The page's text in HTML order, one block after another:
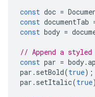
const doc =
const documentTab
const body =
// Append a styled
const par = body.
par . setBold(true);
par . setItalic(true